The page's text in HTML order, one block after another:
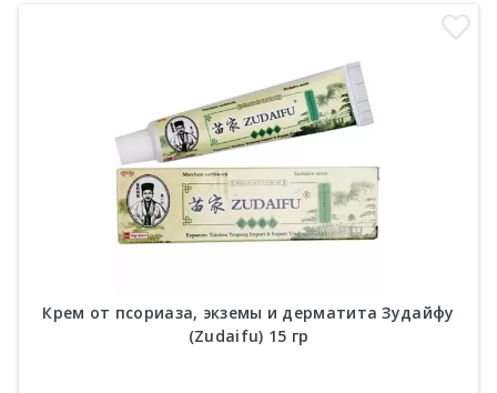
Крем от псориаза, экземы и дерматита Зудайфу
(Zudaifu) 15 гр